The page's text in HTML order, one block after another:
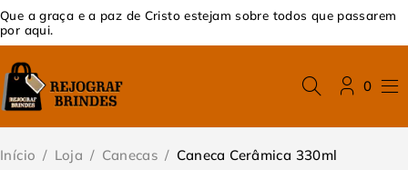
Que a graça e a paz de Cristo estejam sobre todos que passarem
por aqui.
0
Início / Loja / Canecas / Caneca Cerâmica 330ml